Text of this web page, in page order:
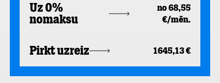
Uz 0%
nomaksu
no 68,55
€/mēn.
Pirkt uzreiz 1645,13 €